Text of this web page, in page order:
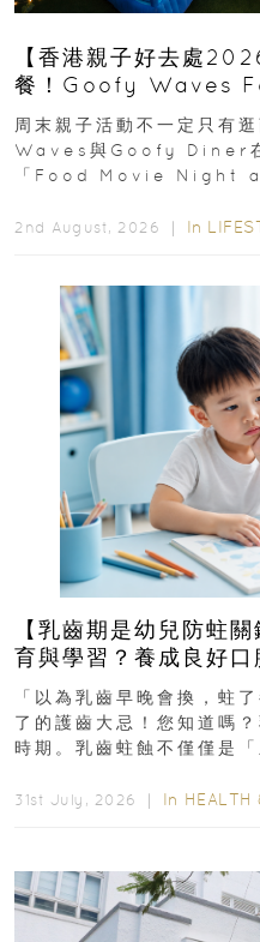
【香港親子好去處
餐！Goofy Waves
外影院逢週末登場
周末親子活動不一定只有
Waves與Goofy Diner
「Food Movie Night
2nd August, 2026 ｜ In
【乳齒期是幼兒防蛀
育與學習？養成良好口腔習慣，
瑯質 兒童牙膏防護指南
「以為乳齒早晚會換，蛀
了的護齒大忌！您知道嗎
時期。乳齒蛀蝕不僅僅是
31st July, 2026 ｜ In HEALTH